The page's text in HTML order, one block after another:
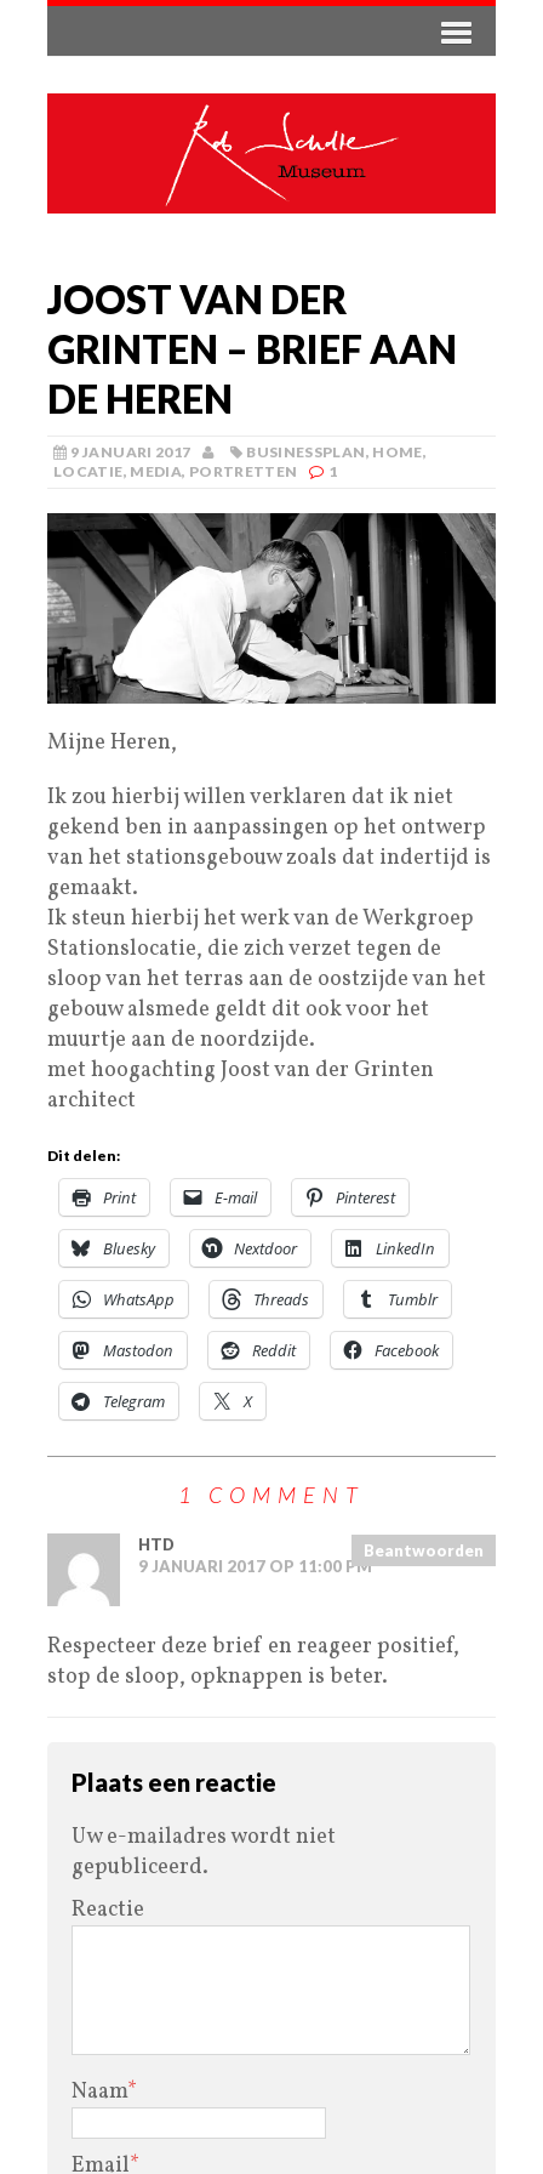
JOOST VAN DER
GRINTEN – BRIEF AAN
DE HEREN
9 JANUARI 2017 BUSINESSPLAN, HOME,
LOCATIE, MEDIA, PORTRETTEN 1
Mijne Heren,
Ik zou hierbij willen verklaren dat ik niet
gekend ben in aanpassingen op het ontwerp
van het stationsgebouw zoals dat indertijd is
gemaakt.
Ik steun hierbij het werk van de Werkgroep
Stationslocatie, die zich verzet tegen de
sloop van het terras aan de oostzijde van het
gebouw alsmede geldt dit ook voor het
muurtje aan de noordzijde.
met hoogachting Joost van der Grinten
architect
Dit delen:
Print E-mail Pinterest
Bluesky Nextdoor LinkedIn
WhatsApp Threads Tumblr
Mastodon Reddit Facebook
Telegram X
1 COMMENT
HTD
9 JANUARI 2017 OP 11:00 PM
Beantwoorden
Respecteer deze brief en reageer positief,
stop de sloop, opknappen is beter.
Plaats een reactie
Uw e-mailadres wordt niet
gepubliceerd.
Reactie
Naam*
Email*